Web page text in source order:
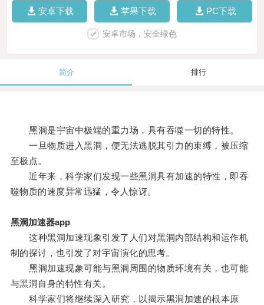
安卓下载 苹果下载 PC下载
安卓市场，安全绿色
简介 排行
黑洞是宇宙中极端的重力场，具有吞噬一切的特性。
一旦物质进入黑洞，便无法逃脱其引力的束缚，被压缩
至极点。
近年来，科学家们发现一些黑洞具有加速的特性，即吞
噬物质的速度异常迅猛，令人惊讶。
黑洞加速器app
这种黑洞加速现象引发了人们对黑洞内部结构和运作机
制的探讨，也引发了对宇宙演化的思考。
黑洞加速现象可能与黑洞周围的物质环境有关，也可能
与黑洞自身的特性有关。
科学家们将继续深入研究，以揭示黑洞加速的根本原